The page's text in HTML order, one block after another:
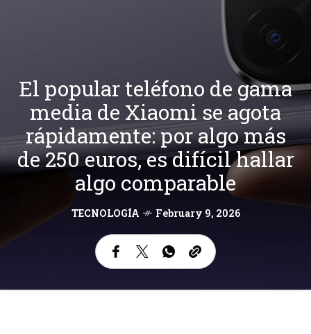
El popular teléfono de gama
media de Xiaomi se agota
rápidamente: por algo más
de 250 euros, es difícil hallar
algo comparable
TECNOLOGÍA February 9, 2026